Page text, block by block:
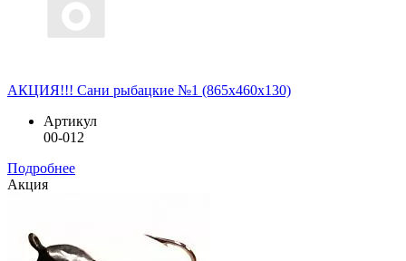
АКЦИЯ!!! Сани рыбацкие №1 (865x460x130)
Артикул
00-012
Подробнее
Акция